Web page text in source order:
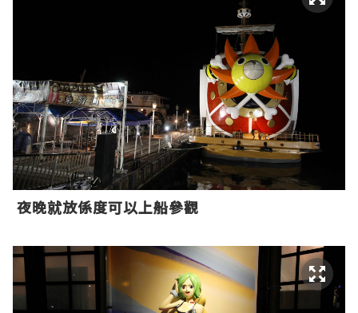
夜晚就放係度可以上船參觀